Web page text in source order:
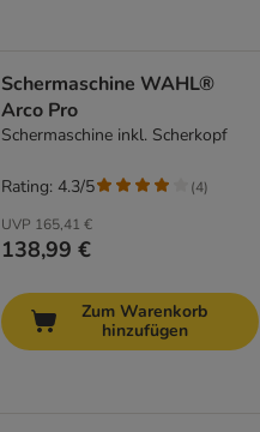
Schermaschine WAHL®
Arco Pro
Schermaschine inkl. Scherkopf
UVP 165,41 €
138,99 €
Rating: 4.3/5 (4)
Zum Warenkorb
hinzufügen